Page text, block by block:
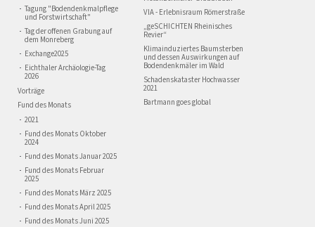
Tagung "Bodendenkmalpflege
und Forstwirtschaft"
Tag der offenen Grabung auf
dem Monreberg
Exchange2025
Eichthaler Archäologie-Tag
2026
Vorträge
Fund des Monats
2021
Fund des Monats Oktober
2024
Fund des Monats Januar 2025
Fund des Monats Februar
2025
Fund des Monats März 2025
Fund des Monats April 2025
Fund des Monats Juni 2025
VIA - Erlebnisraum Römerstraße
„geSCHICHTEN Rheinisches
Revier“
Klimainduziertes Baumsterben
und dessen Auswirkungen auf
Bodendenkmäler im Wald
Schadenskataster Hochwasser
2021
Bartmann goes global